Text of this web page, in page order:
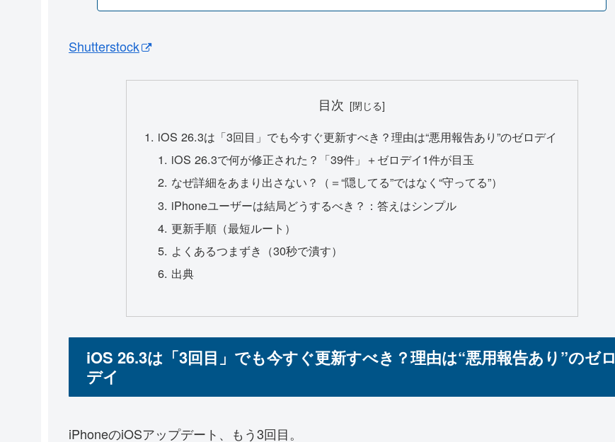
Shutterstock
目次
iOS 26.3は「3回目」でも今すぐ更新すべき？理由は“悪用報告あり”のゼロデイ
iOS 26.3で何が修正された？「39件」＋ゼロデイ1件が目玉
なぜ詳細をあまり出さない？（＝“隠してる”ではなく“守ってる”）
iPhoneユーザーは結局どうするべき？：答えはシンプル
更新手順（最短ルート）
よくあるつまずき（30秒で潰す）
出典
iOS 26.3は「3回目」でも今すぐ更新すべき？理由は“悪用報告あり”のゼロ
デイ
iPhoneのiOSアップデート、もう3回目。